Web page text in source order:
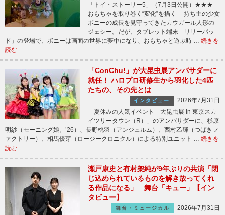
「トイ・ストーリー5」（7月3日公開）★★★
おもちゃを取り巻く“変化”を描く 持ち主の少女
ボニーの成長を見守ってきたカウガール人形の
ジェシー。だが、タブレット端末「リリーパッ
ド」の登場で、ボニーは画面の世界に夢中になり、おもちゃと遊ぶ時 … 続きを
読む
「ConChu!」が大昆虫展アンバサダーに
就任！ ハロプロ研修生から羽化した4匹
たちの、その先とは
インタビュー
2026年7月31日
夏休みの人気イベント「大昆虫展 in 東京スカ
イツリータウン（R）」のアンバサダーに、杉原
明紗（モーニング娘。’26）、長野桃羽（アンジュルム）、西村乙輝（つばきフ
ァクトリー）、相馬優芽（ロージークロニクル）による特別ユニット … 続きを
読む
瀬戸康史と有村架純が9年ぶりの共演「閉
じ込められているものを解き放ってくれ
る作品になる」 舞台「キュー」【イン
タビュー】
舞台・ミュージカル
2026年7月31日